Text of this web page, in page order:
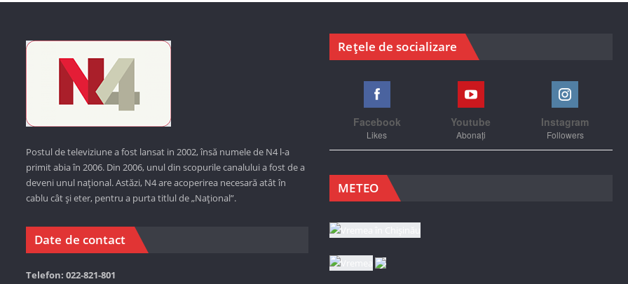
Postul de televiziune a fost lansat in 2002, însă numele de N4 l-a
primit abia în 2006. Din 2006, unul din scopurile canalului a fost de a
deveni unul național. Astăzi, N4 are acoperirea necesară atât în
cablu cât și eter, pentru a purta titlul de „Național”.
Date de contact
Telefon: 022-821-801
Rețele de socializare
Facebook
Likes
Youtube
Abonați
Instagram
Followers
METEO